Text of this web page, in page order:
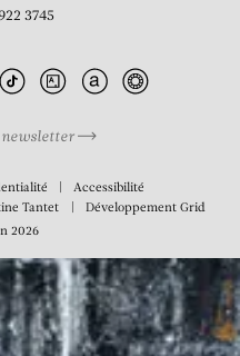
3745
newsletter
Accessibilité
Tantet Développement Grid
2026